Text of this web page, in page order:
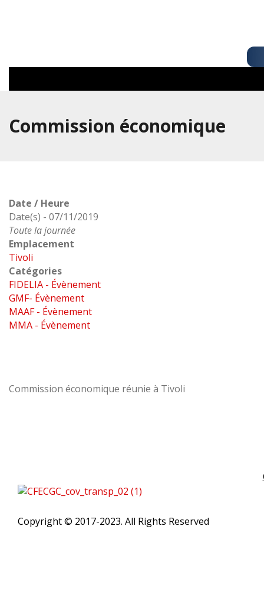
Commission économique
Date / Heure
Date(s) - 07/11/2019
Toute la journée
Emplacement
Tivoli
Catégories
FIDELIA - Évènement
GMF- Évènement
MAAF - Évènement
MMA - Évènement
Commission économique réunie à Tivoli
Copyright © 2017-2023. All Rights Reserved